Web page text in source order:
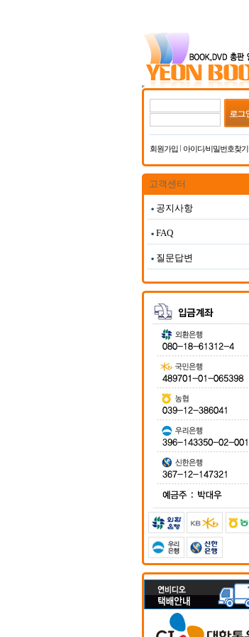
회원가입 아이디/비밀번호찾기
고객센터
공지사항
FAQ
질문답변